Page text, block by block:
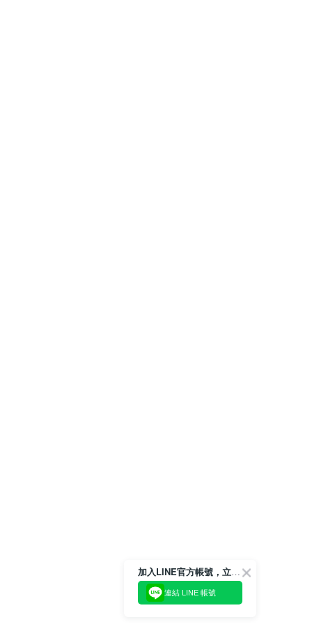
加入LINE官方帳號，立即獲得$100購物金!
連結 LINE 帳號